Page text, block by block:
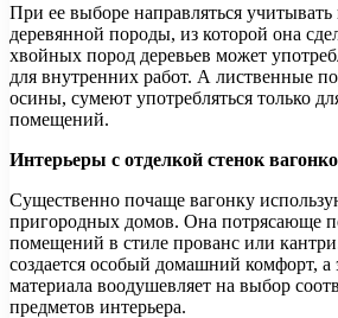
При ее выборе направляться учитывать
деревянной породы, из которой она
хвойных пород деревьев может
для внутренних работ. А лиственные
осины, сумеют употребляться только
помещений.
Интерьеры с отделкой стенок
Существенно почаще вагонку
пригородных домов. Она потрясающе
помещений в стиле прованс или
создается особый домашний комфорт, а
материала воодушевляет на выбор
предметов интерьера.